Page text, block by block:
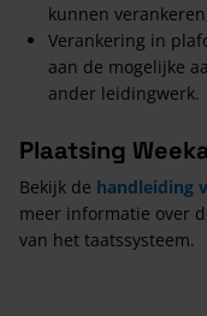
kunnen
Verankering in
aan de mogelijke
ander leidingwerk.
Plaatsing
Bekijk de handleiding
meer informatie over
van het taatssysteem.